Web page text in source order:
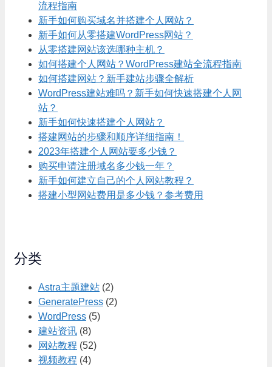
流程指南
新手如何购买域名并搭建个人网站？
新手如何从零搭建WordPress网站？
从零搭建网站该选哪种主机？
如何搭建个人网站？WordPress建站全流程指南
如何搭建网站？新手建站步骤全解析
WordPress建站难吗？新手如何快速搭建个人网
站？
新手如何快速搭建个人网站？
搭建网站的步骤和顺序详细指南！
2023年搭建个人网站要多少钱？
购买申请注册域名多少钱一年？
新手如何建立自己的个人网站教程？
搭建小型网站费用是多少钱？参考费用
分类
Astra主题建站 (2)
GeneratePress (2)
WordPress (5)
建站资讯 (8)
网站教程 (52)
视频教程 (4)